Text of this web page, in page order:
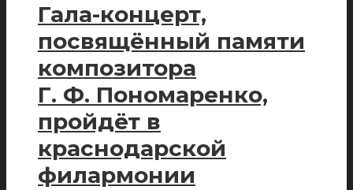
Гала-концерт,
посвящённый памяти
композитора
Г. Ф. Пономаренко,
пройдёт в
краснодарской
филармонии